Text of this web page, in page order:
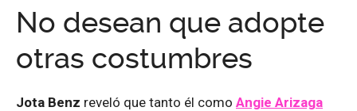
No desean que adopte
otras costumbres
Jota Benz reveló que tanto él como Angie Arizaga